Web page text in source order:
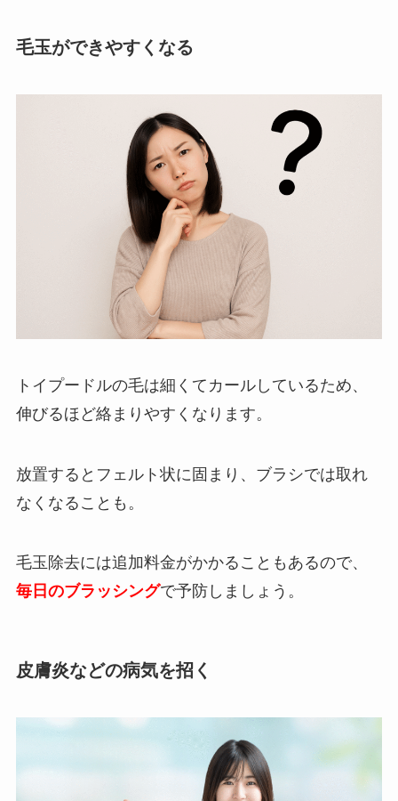
毛玉ができやすくなる
トイプードルの毛は細くてカールしているため、
伸びるほど絡まりやすくなります。
放置するとフェルト状に固まり、ブラシでは取れ
なくなることも。
毛玉除去には追加料金がかかることもあるので、
毎日のブラッシングで予防しましょう。
皮膚炎などの病気を招く